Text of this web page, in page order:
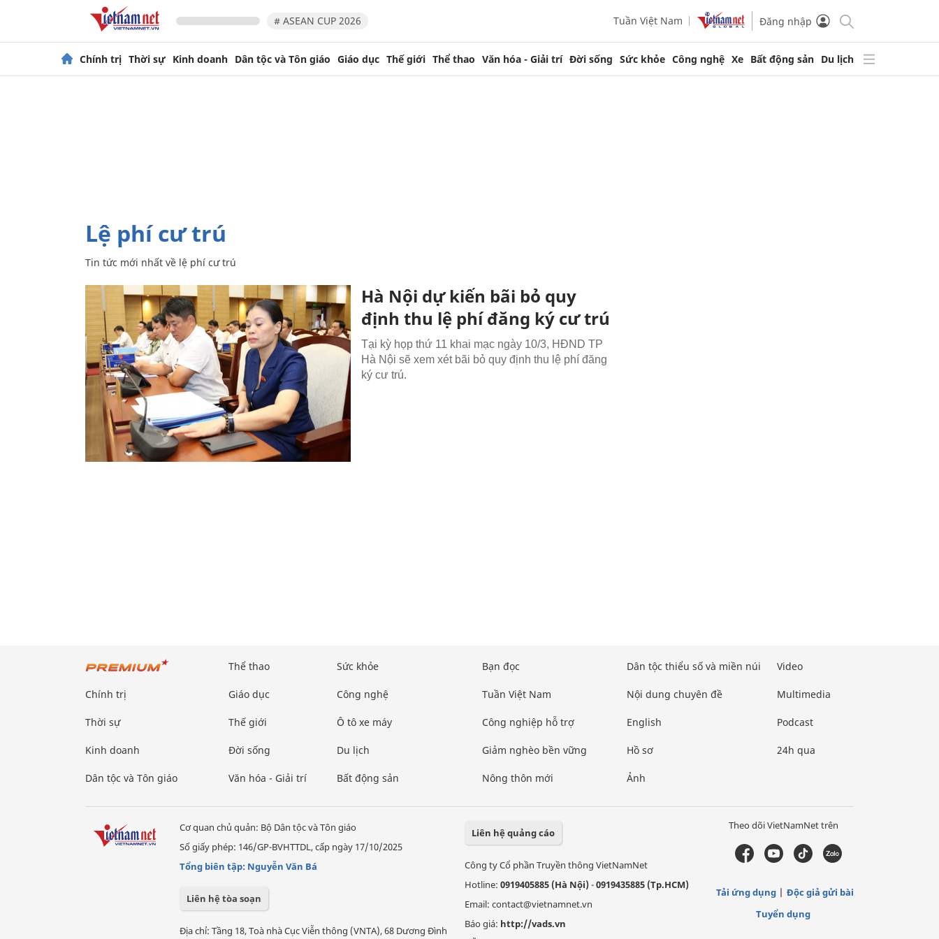
# ASEAN CUP 2026 Tuần Việt Nam Đăng nhập
Chính trị Thời sự Kinh doanh Dân tộc và Tôn giáo Giáo dục Thế giới Thể thao Văn hóa - Giải trí Đời sống Sức khỏe Công nghệ Xe Bất động sản Du lịch
lệ phí cư trú
Tin tức mới nhất về lệ phí cư trú
Hà Nội dự kiến bãi bỏ quy
định thu lệ phí đăng ký cư trú
Tại kỳ họp thứ 11 khai mạc ngày 10/3, HĐND TP
Hà Nội sẽ xem xét bãi bỏ quy định thu lệ phí đăng
ký cư trú.
Chính trị
Thời sự
Kinh doanh
Dân tộc và Tôn giáo
Thể thao
Giáo dục
Thế giới
Đời sống
Văn hóa - Giải trí
Sức khỏe
Công nghệ
Ô tô xe máy
Du lịch
Bất động sản
Bạn đọc
Tuần Việt Nam
Công nghiệp hỗ trợ
Giảm nghèo bền vững
Nông thôn mới
Dân tộc thiểu số và miền núi
Nội dung chuyên đề
English
Hồ sơ
Ảnh
Video
Multimedia
Podcast
24h qua
Cơ quan chủ quản: Bộ Dân tộc và Tôn giáo
Số giấy phép: 146/GP-BVHTTDL, cấp ngày 17/10/2025
Tổng biên tập: Nguyễn Văn Bá
Liên hệ tòa soạn
Địa chỉ: Tầng 18, Toà nhà Cục Viễn thông (VNTA), 68 Dương Đình
Liên hệ quảng cáo
Công ty Cổ phần Truyền thông VietNamNet
Hotline: 0919405885 (Hà Nội)-0919435885 (Tp.HCM)
Email: contact@vietnamnet.vn
Báo giá: http://vads.vn
Theo dõi VietNamNet trên
Tải ứng dụng
Độc giả gửi bài
Tuyển dụng